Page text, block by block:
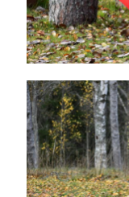
24
25
31
Arkiv
augusti 2026
juli 2026
juni 2026